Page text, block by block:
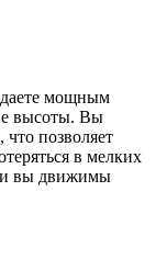
мощным
высоты. Вы
позволяет
в мелких
и вы движимы